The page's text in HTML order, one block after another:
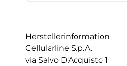
Herstellerinformation
Cellularline S.p.A.
via Salvo D'Acquisto 1